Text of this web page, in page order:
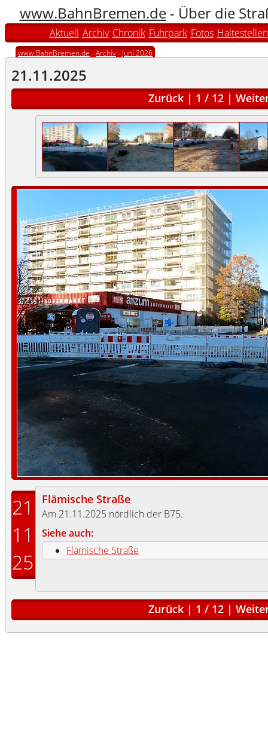
www.BahnBremen.de- Über die
Aktuell Archiv Chronik Fuhrpark Fotos Haltestellen
www.BahnBremen.de -Archiv- Juni 2026
21.11.2025
Zurück | 1 / 12 |
21
11
25
Flämische Straße
Am 21.11.2025 nördlich der B75.
Siehe auch:
Flämische Straße
Zurück | 1 / 12 |